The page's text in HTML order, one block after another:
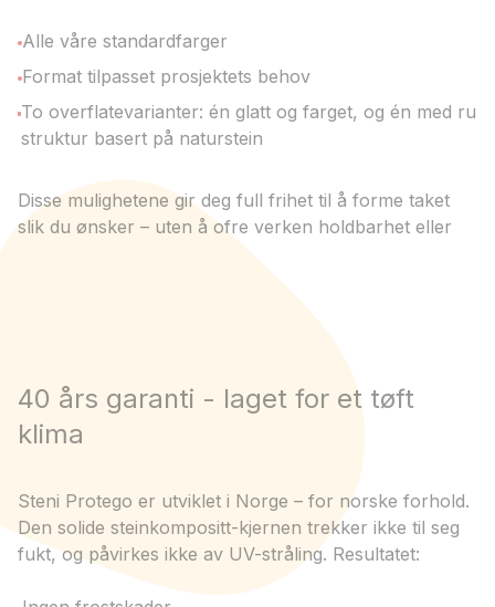
Alle våre standardfarger
Format tilpasset prosjektets behov
To overflatevarianter: én glatt og farget, og én med ru
struktur basert på naturstein
Disse mulighetene gir deg full frihet til å forme taket
slik du ønsker – uten å ofre verken holdbarhet eller
40 års garanti - laget for et tøft
klima
Steni Protego er utviklet i Norge – for norske forhold.
Den solide steinkompositt-kjernen trekker ikke til seg
fukt, og påvirkes ikke av UV-stråling. Resultatet: